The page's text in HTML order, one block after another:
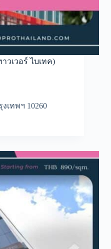
วเวอร์ ไบเทค)
เทพฯ 10260